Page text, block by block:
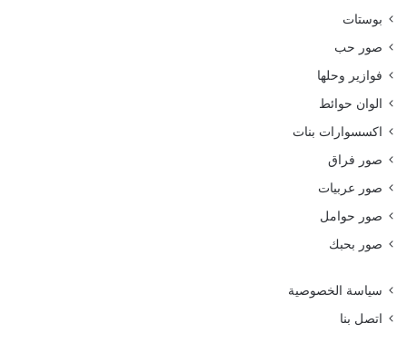
بوستات
صور حب
فوازير وحلها
الوان حوائط
اكسسوارات بنات
صور فراق
صور عربيات
صور حوامل
صور بحبك
سياسة الخصوصية
اتصل بنا